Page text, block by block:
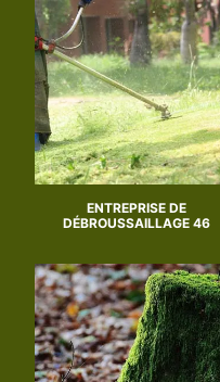
ENTREPRISE DE
DÉBROUSSAILLAGE 46